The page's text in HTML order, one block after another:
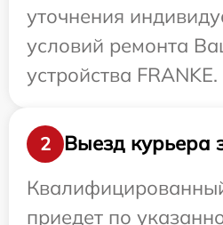
уточнения
условий ремонта
устройства FRANKE.
2
Выезд курьера
приедет по